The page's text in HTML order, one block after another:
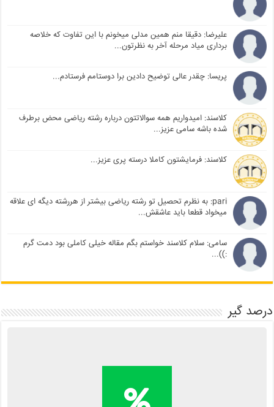
علیرضا: دقیقا منم همین مدلی میخونم با این تفاوت که خلاصه
برداری میاد مرحله آخر به نظرتون...
پریسا: چقدر عالی توضیح دادین برا دوستامم فرستادم...
کلاسند: امیدواریم همه سوالاتتون درباره رشته ریاضی محض برطرف
شده باشه سامی عزیز...
کلاسند: فرمایشتون کاملا درسته پری عزیز...
pari: به نظرم تحصیل تو رشته ریاضی بیشتر از هررشته دیگه ای علاقه
میخواد قطعا باید عاشقش...
سامی: سلام کلاسند خواستم بگم مقاله خیلی کاملی بود دمت گرم
:))...
درصد گیر
محاسبه آنلاین درصد یا دانلود